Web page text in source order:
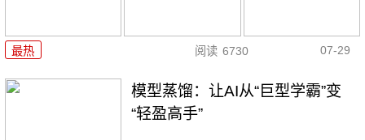
最热 阅读 6730 07-29
模型蒸馏：让AI从“巨型学霸”变
“轻盈高手”